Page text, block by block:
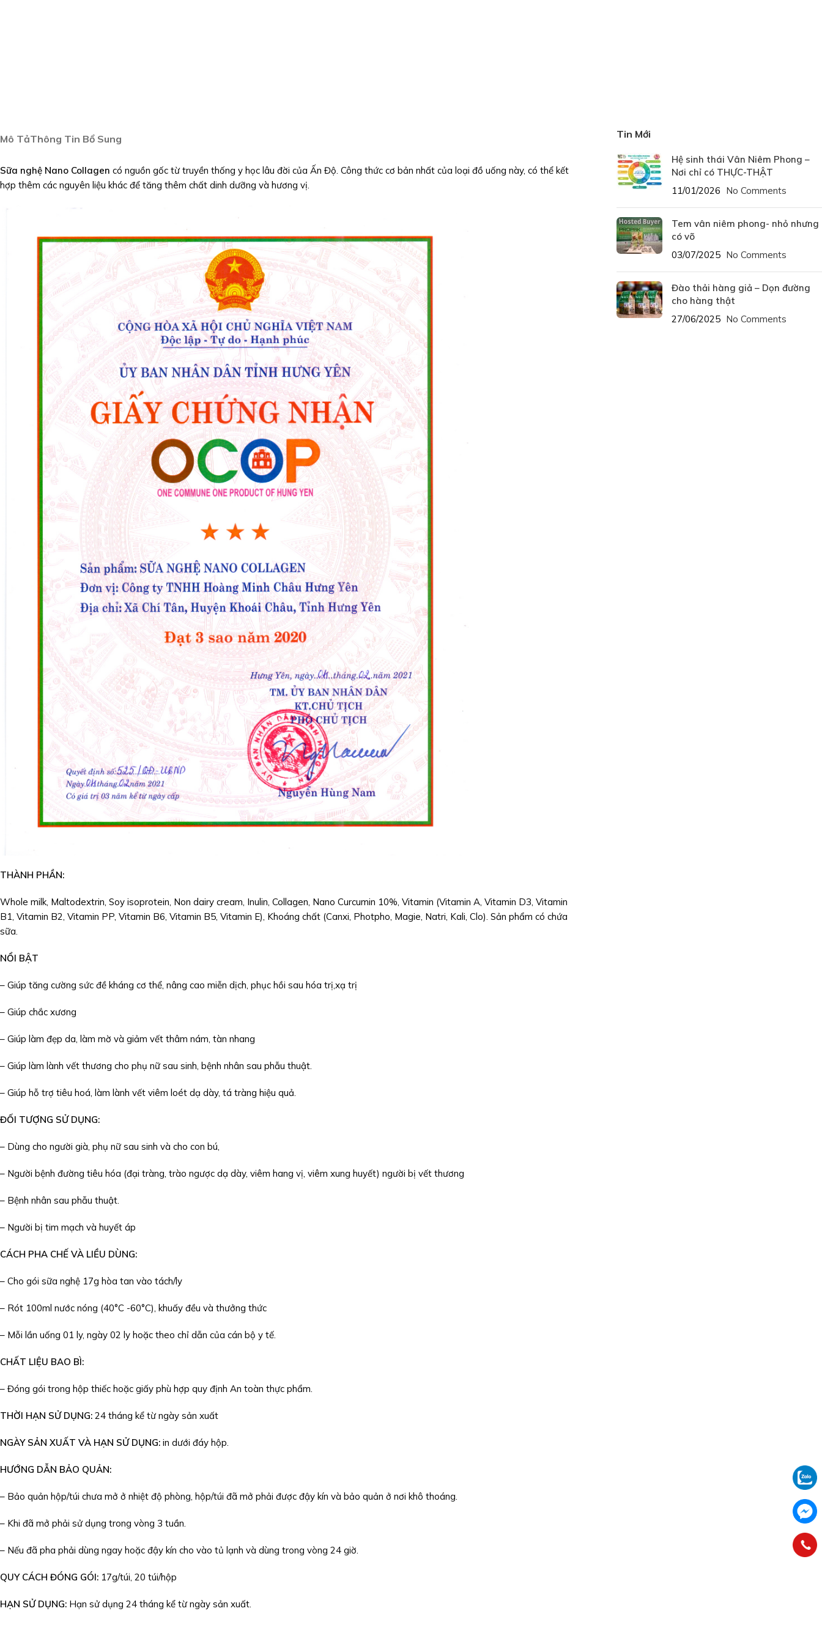
Mô TảThông Tin Bổ Sung
Sữa nghệ Nano Collagen có nguồn gốc từ truyền thống y học lâu đời của Ấn Độ. Công thức cơ bản nhất của loại đồ uống này, có thể kết
hợp thêm các nguyên liệu khác để tăng thêm chất dinh dưỡng và hương vị.
THÀNH PHẦN:
Whole milk, Maltodextrin, Soy isoprotein, Non dairy cream, Inulin, Collagen, Nano Curcumin 10%, Vitamin (Vitamin A, Vitamin D3, Vitamin
B1, Vitamin B2, Vitamin PP, Vitamin B6, Vitamin B5, Vitamin E), Khoáng chất (Canxi, Photpho, Magie, Natri, Kali, Clo). Sản phẩm có chứa
sữa.
NỔI BẬT
– Giúp tăng cường sức đề kháng cơ thể, nâng cao miễn dịch, phục hồi sau hóa trị,xạ trị
– Giúp chắc xương
– Giúp làm đẹp da, làm mờ và giảm vết thâm nám, tàn nhang
– Giúp làm lành vết thương cho phụ nữ sau sinh, bệnh nhân sau phẫu thuật.
– Giúp hỗ trợ tiêu hoá, làm lành vết viêm loét dạ dày, tá tràng hiệu quả.
ĐỐI TƯỢNG SỬ DỤNG:
– Dùng cho người già, phụ nữ sau sinh và cho con bú,
– Người bệnh đường tiêu hóa (đại tràng, trào ngược dạ dày, viêm hang vị, viêm xung huyết) người bị vết thương
– Bệnh nhân sau phẫu thuật.
– Người bị tim mạch và huyết áp
CÁCH PHA CHẾ VÀ LIỀU DÙNG:
– Cho gói sữa nghệ 17g hòa tan vào tách/ly
– Rót 100ml nước nóng (40°C -60°C), khuấy đều và thưởng thức
– Mỗi lần uống 01 ly, ngày 02 ly hoặc theo chỉ dẫn của cán bộ y tế.
CHẤT LIỆU BAO BÌ:
– Đóng gói trong hộp thiếc hoặc giấy phù hợp quy định An toàn thực phẩm.
THỜI HẠN SỬ DỤNG: 24 tháng kể từ ngày sản xuất
NGÀY SẢN XUẤT VÀ HẠN SỬ DỤNG: in dưới đáy hộp.
HƯỚNG DẪN BẢO QUẢN:
– Bảo quản hộp/túi chưa mở ở nhiệt độ phòng, hộp/túi đã mở phải được đậy kín và bảo quản ở nơi khô thoáng.
– Khi đã mở phải sử dụng trong vòng 3 tuần.
– Nếu đã pha phải dùng ngay hoặc đậy kín cho vào tủ lạnh và dùng trong vòng 24 giờ.
QUY CÁCH ĐÓNG GÓI: 17g/túi, 20 túi/hộp
HẠN SỬ DỤNG: Hạn sử dụng 24 tháng kể từ ngày sản xuất.
Tin Mới
Hệ sinh thái Vân Niêm Phong –
Nơi chỉ có THỰC-THẬT
11/01/2026 No Comments
Tem vân niêm phong- nhỏ nhưng
có võ
03/07/2025 No Comments
Đào thải hàng giả – Dọn đường
cho hàng thật
27/06/2025 No Comments